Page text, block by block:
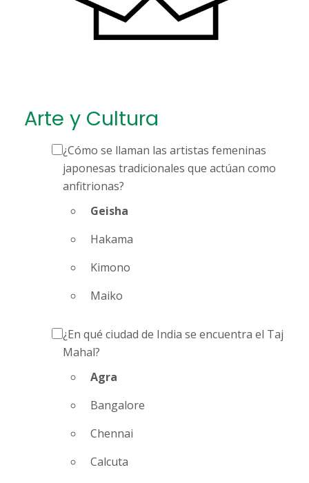
Arte y Cultura
¿Cómo se llaman las artistas femeninas
japonesas tradicionales que actúan como
anfitrionas?
Geisha
Hakama
Kimono
Maiko
¿En qué ciudad de India se encuentra el Taj
Mahal?
Agra
Bangalore
Chennai
Calcuta